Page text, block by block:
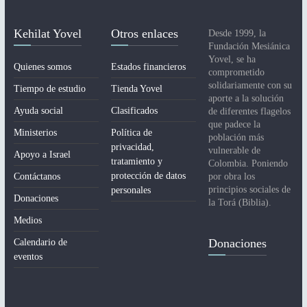
E
v
e
n
t
o
Kehilat Yovel
Quienes somos
Tiempo de estudio
Ayuda social
Ministerios
Apoyo a Israel
Contáctanos
Donaciones
Medios
Calendario de
eventos
Otros enlaces
Estados financieros
Tienda Yovel
Clasificados
Política de
privacidad,
tratamiento y
protección de datos
personales
Desde 1999, la
Fundación Mesiánica
Yovel, se ha
comprometido
solidariamente con su
aporte a la solución
de diferentes flagelos
que padece la
población más
vulnerable de
Colombia. Poniendo
por obra los
principios sociales de
la Torá (Biblia).
Donaciones